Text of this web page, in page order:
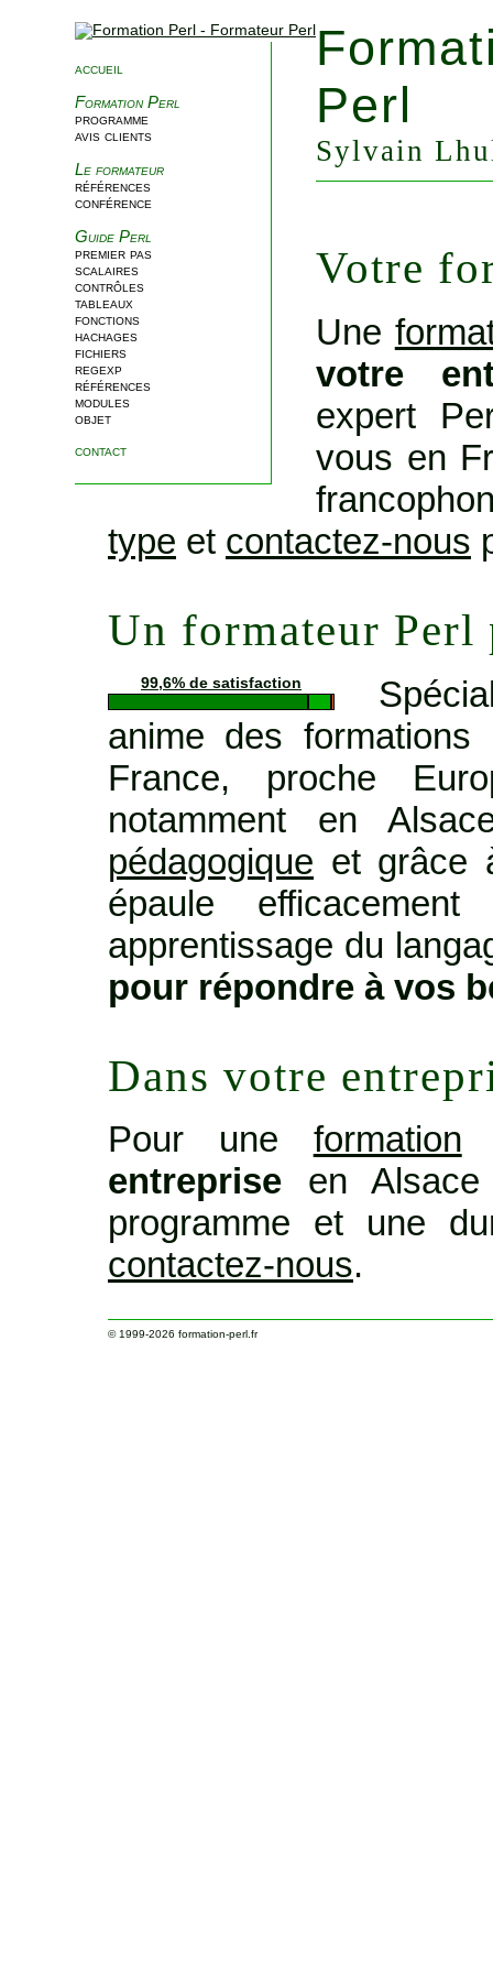
accueil
Formation Perl
programme
avis clients
Le formateur
références
conférence
Guide Perl
premier pas
scalaires
contrôles
tableaux
fonctions
hachages
fichiers
regexp
références
modules
objet
contact
Perl
Sylvain
Votre
Une
votre
expert
vous en
type et contactez-nous
Un formateur Perl
99,6% de satisfaction
anime des
France, proche
notamment en
pédagogique et grâce
épaule
apprentissage du
pour répondre à vos
Dans votre
Pour une formation
entreprise en
programme et une
contactez-nous.
© 1999-2026 formation-perl.fr